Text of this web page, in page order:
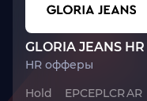
GLORIA JEANS HR
HR офферы
Hold
EPCEPLCRAR